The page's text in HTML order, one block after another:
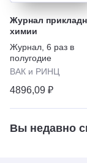
Журнал
химии
Журнал 6 раз в
полугодие
ВАК и РИНЦ
4896,09 ₽
Вы недавно